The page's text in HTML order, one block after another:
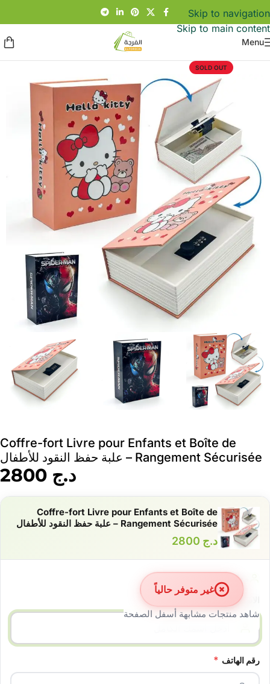
Skip to navigation
Skip to main content
Menu
SOLD OUT
Coffre-fort Livre pour Enfants et Boîte de
Rangement Sécurisée – علبة حفظ النقود للأطفال
د.ج
Coffre-fort Livre pour Enfants et Boîte de
Rangement Sécurisée – علبة حفظ النقود للأطفال
د.ج
غير متوفر حالياً
شاهد منتجات مشابهة أسفل الصفحة
معلومات الزبون
الاسم الكامل
رقم الهاتف *